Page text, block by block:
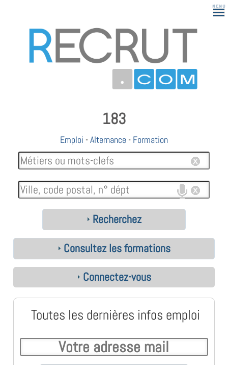
183
Emploi -Alternance - Formation
Recherchez
Consultez les formations
Connectez-vous
Toutes les dernières infos emploi